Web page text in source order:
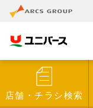
店舗・チラシ検索